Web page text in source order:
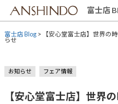
content
富士店
富士店 Blog> 【安心堂富士店】世界の
らせ
お知らせ フェア情報
【安心堂富士店】世界